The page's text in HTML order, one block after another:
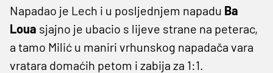
Napadao je Lech i u posljednjem napadu Ba
Loua sjajno je ubacio s lijeve strane na peterac,
a tamo Milić u maniri vrhunskog napadača vara
vratara domaćih petom i zabija za 1:1.